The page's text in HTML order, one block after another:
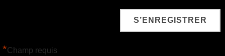
*Champ requis